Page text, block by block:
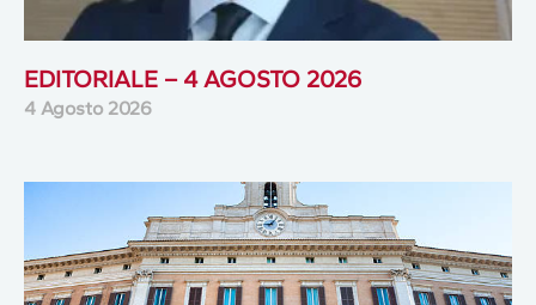
EDITORIALE – 4 AGOSTO 2026
4 Agosto 2026